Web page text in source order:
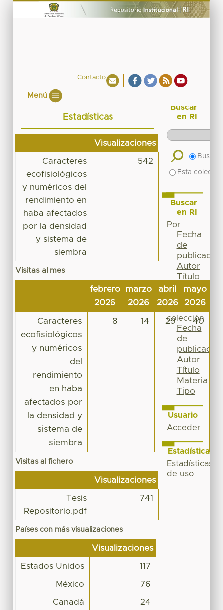
Contacto
Menú
Estadísticas
Visualizaciones
Caracteres
ecofisiológicos
y numéricos del
rendimiento en
haba afectados
por la densidad
y sistema de
siembra
542
Visitas al mes
febrero
2026
marzo
2026
abril
2026
mayo
2026
Caracteres
ecofisiológicos
y numéricos
del
rendimiento
en haba
afectados por
la densidad y
sistema de
siembra
8 14 29 40
Visitas al fichero
Visualizaciones
Tesis
Repositorio.pdf
741
Países con más visualizaciones
Visualizaciones
Estados Unidos 117
México 76
Canadá 24
Buscar
en RI
Buscar
Esta
Buscar
en RI
Por
Fecha
de
publicación
Autor
Título
Materia
Tipo
colección
Fecha
de
publicación
Autor
Título
Materia
Tipo
Usuario
Acceder
Estadísticas
Estadísticas
de uso